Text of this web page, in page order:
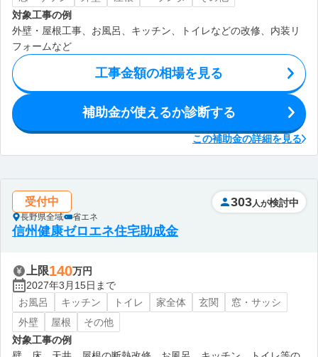
対象工事の例
外壁・屋根工事、お風呂、キッチン、トイレなどの改修、内装リ
フォームなど
工事金額の相場を見る
補助金が使えるか診断する
この補助金の詳細を見る
受付中
長野県全域 省エネ
303 人が検討中
信州健康ゼロエネ住宅助成金
上限140万円
2027年3月15日まで
お風呂
キッチン トイレ 家全体 玄関
窓・サッシ
外壁
屋根
その他
対象工事の例